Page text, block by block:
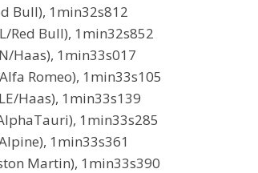
Bull), 1min32s812
Red Bull), 1min32s852
Haas), 1min33s017
Romeo), 1min33s105
Haas), 1min33s139
1min33s285
1min33s361
Martin), 1min33s390